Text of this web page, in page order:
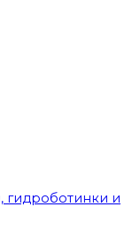
гидроботинки и